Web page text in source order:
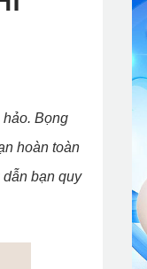
hảo. Bọng
hoàn toàn
bạn quy